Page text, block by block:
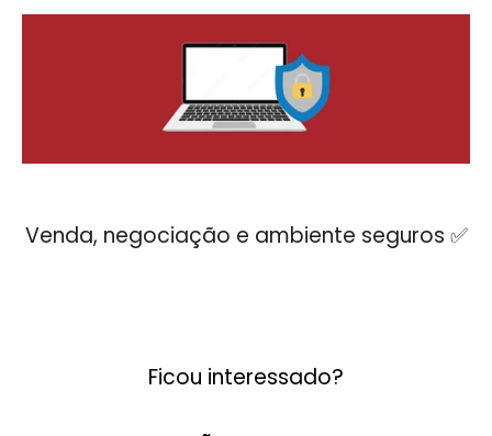
Venda, negociação e ambiente seguros ✅
Ficou interessado?